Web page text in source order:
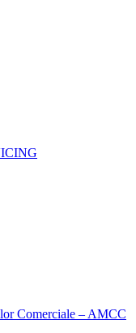
Comerciale – AMCC